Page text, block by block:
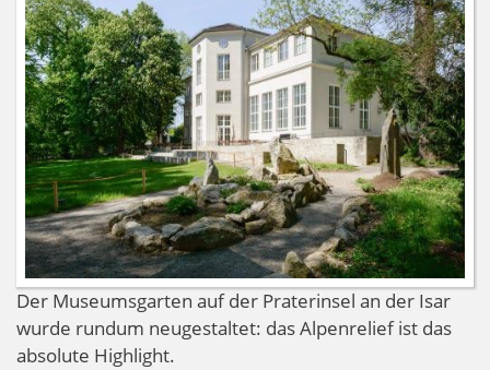
Der Museumsgarten auf der Praterinsel an der Isar
wurde rundum neugestaltet: das Alpenrelief ist das
absolute Highlight.